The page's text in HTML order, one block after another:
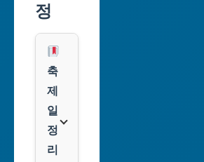
역
광
주
광
역
시
레
쿠
팡
클
룩
정
축
제
일
정
리